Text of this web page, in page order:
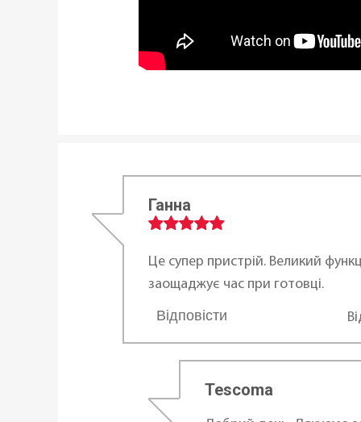
Ганна
Це супер пристрій. Великий
заощаджує час при готовці.
...Відповісти
Tescoma